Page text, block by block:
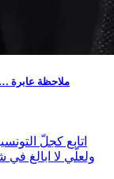
ملاحظة عابرة
اتابع كجلّ
ولعلّي لا ابالغ في